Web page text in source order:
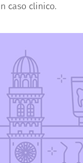
caso clinico.